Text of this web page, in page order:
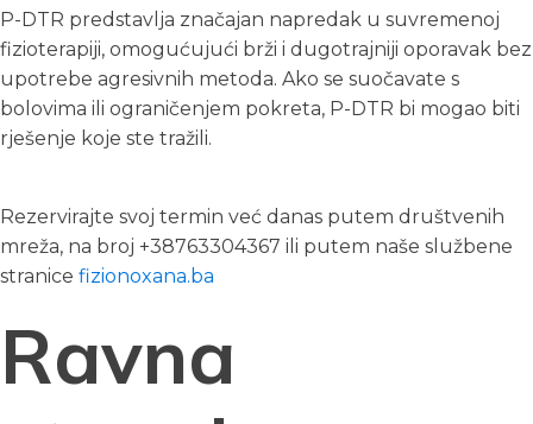
P-DTR predstavlja značajan napredak u suvremenoj
fizioterapiji, omogućujući brži i dugotrajniji oporavak bez
upotrebe agresivnih metoda. Ako se suočavate s
bolovima ili ograničenjem pokreta, P-DTR bi mogao biti
rješenje koje ste tražili.
Rezervirajte svoj termin već danas putem društvenih
mreža, na broj +38763304367 ili putem naše službene
stranice fizionoxana.ba
Ravna